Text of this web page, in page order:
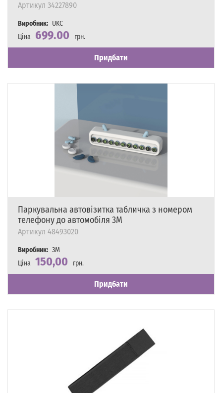
Артикул 34227890
Виробник: UKC
Ціна
699.00
грн.
Наявність
Є в наявності
Придбати
Паркувальна автовізитка табличка з номером
телефону до автомобіля 3M
Артикул 48493020
Виробник: 3M
Ціна 150,00
грн.
Наявність
Є в наявності
Придбати